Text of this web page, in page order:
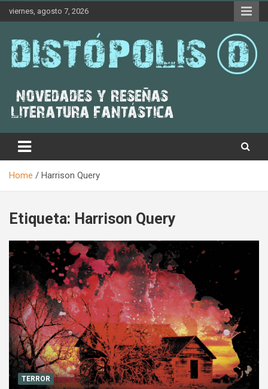
viernes, agosto 7, 2026
Distópolis
Home Harrison Query
Etiqueta: Harrison Query
TERROR